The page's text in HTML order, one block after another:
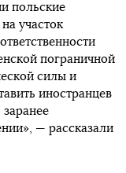
польские
участок
пограничной
силы и
иностранцев
заранее
— рассказали